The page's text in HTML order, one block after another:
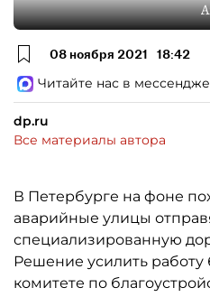
08 ноября 2021 18:42
Читайте нас в
dp.ru
Все материалы автора
В Петербурге на фоне
аварийные улицы
специализированную
Решение усилить
комитете по